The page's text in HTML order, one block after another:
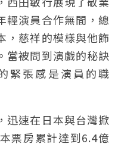
輕演員合作無間，總
，慈祥的模樣與他飾
當被問到演戲的秘訣
緊張感是演員的職
迅速在日本與台灣掀
票房累計達到6.4億